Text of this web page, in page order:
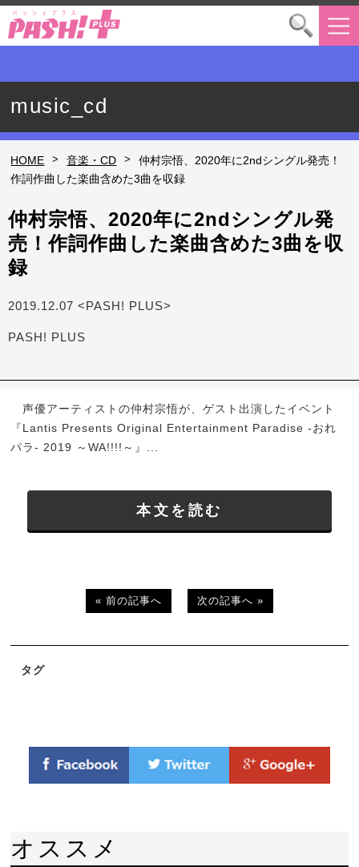
music_cd
HOME > 音楽・CD >
仲村宗悟、2020年に2ndシングル発売！
作詞作曲した楽曲含めた3曲を収録
仲村宗悟、2020年に2ndシングル発
売！作詞作曲した楽曲含めた3曲を収
録
2019.12.07 <PASH! PLUS>
PASH! PLUS
声優アーティストの仲村宗悟が、ゲスト出演したイベント
『Lantis Presents Original Entertainment Paradise -おれ
パラ- 2019 ～WA!!!!～』...
本文を読む
« 前の記事へ 次の記事へ »
タグ
オススメ